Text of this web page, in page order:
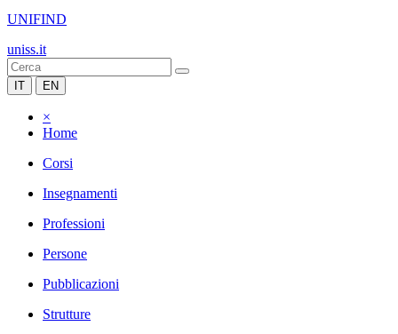
UNIFIND
uniss.it
IT EN
×
Home
Corsi
Insegnamenti
Professioni
Persone
Pubblicazioni
Strutture